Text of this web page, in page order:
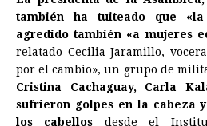
también ha tuiteado que
agredido también «a mujeres
relatado Cecilia Jaramillo,
por el cambio», un grupo de
Cristina Cachaguay, Carla
sufrieron golpes en la cabeza
los cabellos desde el